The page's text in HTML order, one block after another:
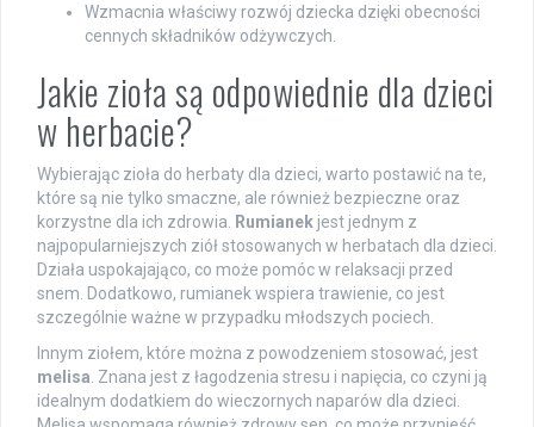
Wzmacnia właściwy rozwój dziecka dzięki obecności
cennych składników odżywczych.
Jakie zioła są odpowiednie dla dzieci
w herbacie?
Wybierając zioła do herbaty dla dzieci, warto postawić na te,
które są nie tylko smaczne, ale również bezpieczne oraz
korzystne dla ich zdrowia.
Rumianek jest jednym z
najpopularniejszych ziół stosowanych w herbatach dla dzieci.
Działa uspokajająco, co może pomóc w relaksacji przed
snem. Dodatkowo, rumianek wspiera trawienie, co jest
szczególnie ważne w przypadku młodszych pociech.
Innym ziołem, które można z powodzeniem stosować, jest
melisa . Znana jest z łagodzenia stresu i napięcia, co czyni ją
idealnym dodatkiem do wieczornych naparów dla dzieci.